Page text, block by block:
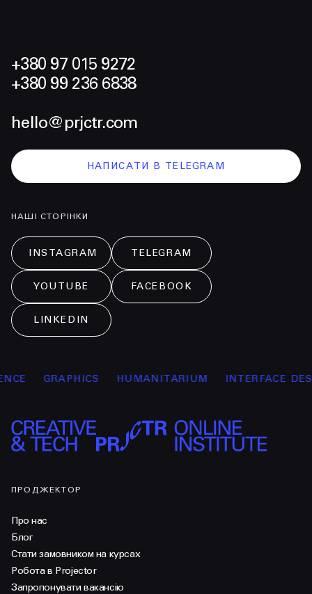
+380 97 015 9272
+380 99 236 6838
hello@prjctr.com
НАПИСАТИ В TELEGRAM
НАШІ СТОРІНКИ
INSTAGRAM TELEGRAM
YOUTUBE FACEBOOK
LINKEDIN
GRAPHICS HUMANITARIUM INTERFACE
ПРОДЖЕКТОР
Про нас
Блог
Стати замовником на курсах
Робота в Projector
Запропонувати вакансію